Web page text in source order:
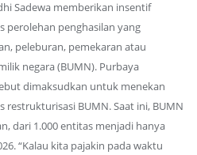
Sadewa memberikan insentif
perolehan penghasilan yang
peleburan, pemekaran atau
negara (BUMN). Purbaya
dimaksudkan untuk menekan
restrukturisasi BUMN. Saat ini, BUMN
dari 1.000 entitas menjadi hanya
“Kalau kita pajakin pada waktu